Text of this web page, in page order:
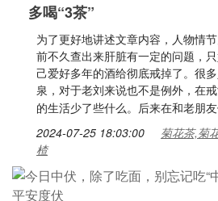
多喝“3茶”
为了更好地讲述文章内容，人物情
前不久查出来肝脏有一定的问题，
己爱好多年的酒给彻底戒掉了。很
泉，对于老刘来说也不是例外，在
的生活少了些什么。后来在和老朋
2024-07-25 18:03:00
菊花茶,菊
楂